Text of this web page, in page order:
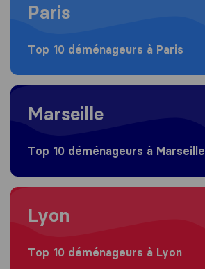
Paris
Top 10 déménageurs à Paris
Moving to Marseille
Marseille
Top 10 déménageurs à Marseille
Moving to Lyon
Lyon
Top 10 déménageurs à Lyon